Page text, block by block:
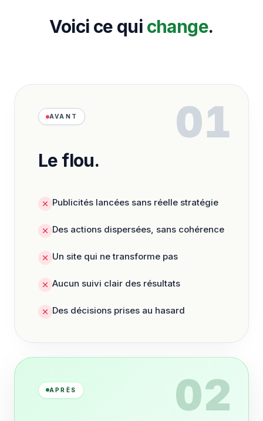
Voici ce qui change.
01
AVANT
Le flou.
Publicités lancées sans réelle stratégie
Des actions dispersées, sans cohérence
Un site qui ne transforme pas
Aucun suivi clair des résultats
Des décisions prises au hasard
02
APRÈS